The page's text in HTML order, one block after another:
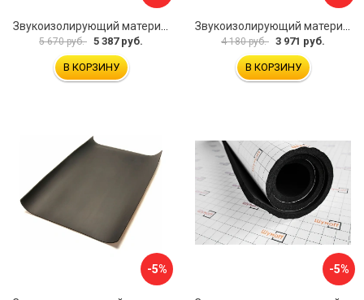
Звукоизолирующий материал STP Bromo 54253
5 670 руб. 5 387 руб.
В КОРЗИНУ
Звукоизолирующий материал STP Sonora 54254
4 180 руб. 3 971 руб.
В КОРЗИНУ
-5% -5%